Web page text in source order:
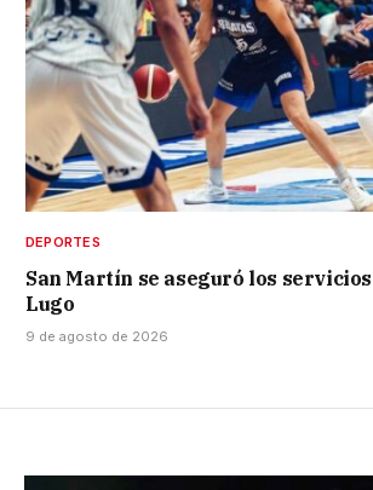
DEPORTES
San Martín se aseguró los
Lugo
9 de agosto de 2026